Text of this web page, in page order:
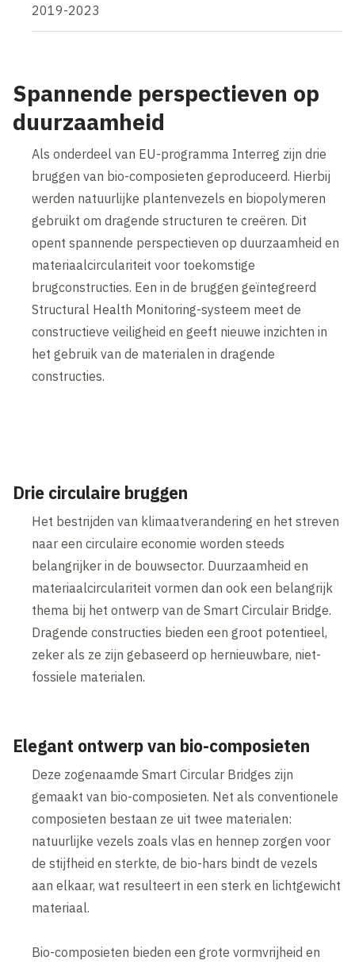
2019-2023
Spannende perspectieven op
duurzaamheid
Als onderdeel van EU-programma Interreg zijn drie
bruggen van bio-composieten geproduceerd. Hierbij
werden natuurlijke plantenvezels en biopolymeren
gebruikt om dragende structuren te creëren. Dit
opent spannende perspectieven op duurzaamheid en
materiaalcirculariteit voor toekomstige
brugconstructies. Een in de bruggen geïntegreerd
Structural Health Monitoring-systeem meet de
constructieve veiligheid en geeft nieuwe inzichten in
het gebruik van de materialen in dragende
constructies.
Wijzig cookie instellingen
Drie circulaire bruggen
Het bestrijden van klimaatverandering en het streven
naar een circulaire economie worden steeds
belangrijker in de bouwsector. Duurzaamheid en
materiaalcirculariteit vormen dan ook een belangrijk
thema bij het ontwerp van de Smart Circulair Bridge.
Dragende constructies bieden een groot potentieel,
zeker als ze zijn gebaseerd op hernieuwbare, niet-
fossiele materialen.
Elegant ontwerp van bio-composieten
Deze zogenaamde Smart Circular Bridges zijn
gemaakt van bio-composieten. Net als conventionele
composieten bestaan ​​ze uit twee materialen:
natuurlijke vezels zoals vlas en hennep zorgen voor
de stijfheid en sterkte, de bio-hars bindt de vezels
aan elkaar, wat resulteert in een sterk en lichtgewicht
materiaal.
Bio-composieten bieden een grote vormvrijheid en